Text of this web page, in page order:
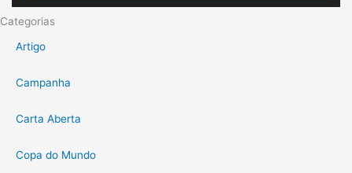
Categorias
Artigo
Campanha
Carta Aberta
Copa do Mundo